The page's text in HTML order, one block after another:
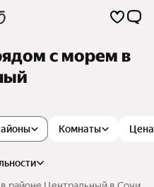
с морем в
Комнаты Цена